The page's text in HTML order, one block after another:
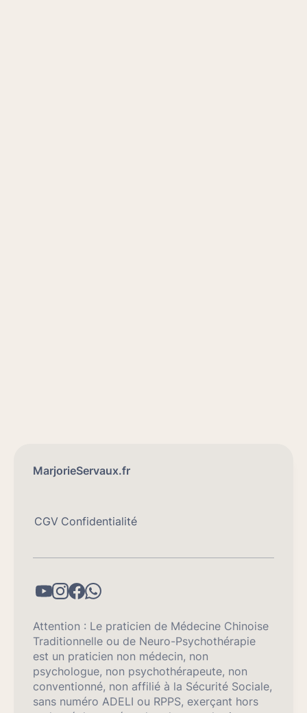
MarjorieServaux.fr
CGV Confidentialité
Attention : Le praticien de Médecine Chinoise
Traditionnelle ou de Neuro-Psychothérapie
est un praticien non médecin, non
psychologue, non psychothérapeute, non
conventionné, non affilié à la Sécurité Sociale,
sans numéro ADELI ou RPPS, exerçant hors